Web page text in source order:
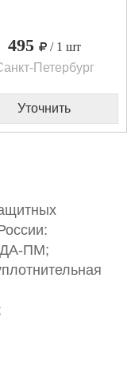
495
/ 1 шт
Петербург
Уточнить
ПМ;